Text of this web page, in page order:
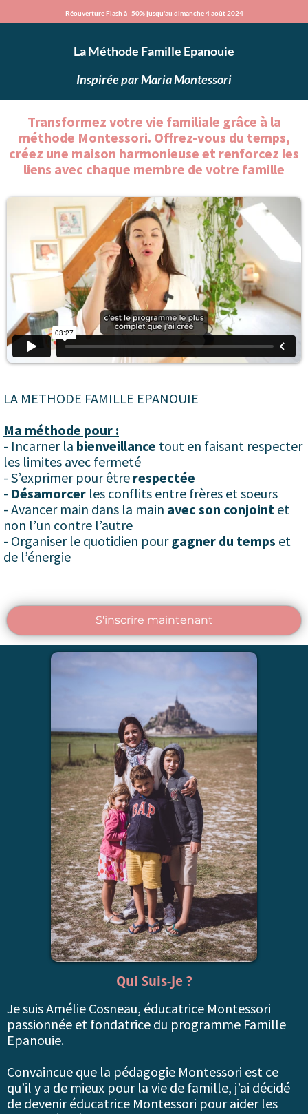
Réouverture Flash à -50% jusqu'au dimanche 4 août 2024
La Méthode Famille Epanouie
Inspirée par Maria Montessori
Transformez votre vie familiale grâce à la
méthode Montessori. Offrez-vous du temps,
créez une maison harmonieuse et renforcez les
liens avec chaque membre de votre famille
LA METHODE FAMILLE EPANOUIE
Ma méthode pour :
- Incarner la bienveillance tout en faisant respecter
les limites avec fermeté
- S’exprimer pour être respectée
- Désamorcer les conflits entre frères et soeurs
- Avancer main dans la main avec son conjoint et
non l’un contre l’autre
- Organiser le quotidien pourgagner du temps et
de l’énergie
S'inscrire maintenant
Qui Suis-Je ?
Je suis Amélie Cosneau, éducatrice Montessori
passionnée et fondatrice du programme Famille
Epanouie.
Convaincue que la pédagogie Montessori est ce
qu’il y a de mieux pour la vie de famille, j’ai décidé
de devenir éducatrice Montessori pour aider les